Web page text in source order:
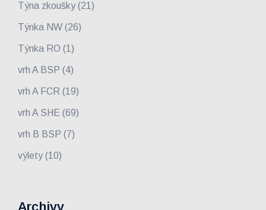
Týna zkoušky(21)
Týnka NW (26)
Týnka RO (1)
vrh A BSP (4)
vrh A FCR (19)
vrh A SHE (69)
vrh B BSP (7)
výlety(10)
Archivy